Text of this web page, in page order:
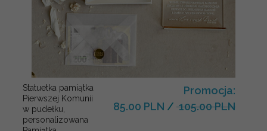
Statuetka pamiątka
Pierwszej Komunii
w pudełku,
personalizowana
Promocja:
85.00 PLN / 105.00 PLN